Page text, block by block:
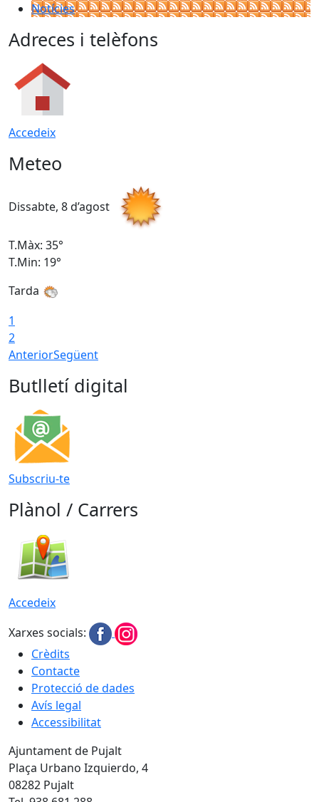
Notícies
Adreces i telèfons
Accedeix
Meteo
Dissabte, 8 d’agost
T.Màx: 35°
T.Min: 19°
Tarda
1
2
AnteriorSegüent
Butlletí digital
Subscriu-te
Plànol / Carrers
Accedeix
Xarxes socials:
Crèdits
Contacte
Protecció de dades
Avís legal
Accessibilitat
Ajuntament de Pujalt
Plaça Urbano Izquierdo, 4
08282 Pujalt